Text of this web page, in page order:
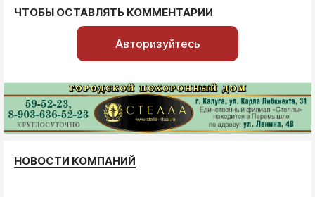
ЧТОБЫ ОСТАВЛЯТЬ КОММЕНТАРИИ
Авторизуйтесь
НОВОСТИ КОМПАНИЙ